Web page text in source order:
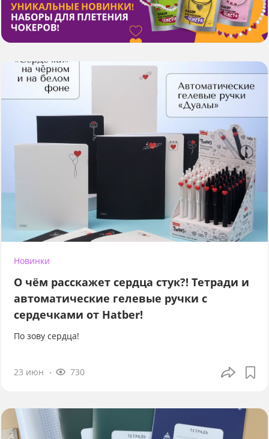
Новинки
О чём расскажет сердца стук?! Тетради и
автоматические гелевые ручки с
сердечками от Hatber!
По зову сердца!
23 июн 730